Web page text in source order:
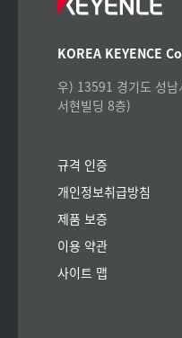
KOREA KEYENCE
우) 13591 경기도 성
서현빌딩 8층)
규격 인증
개인정보취급방침
제품 보증
이용 약관
사이트 맵